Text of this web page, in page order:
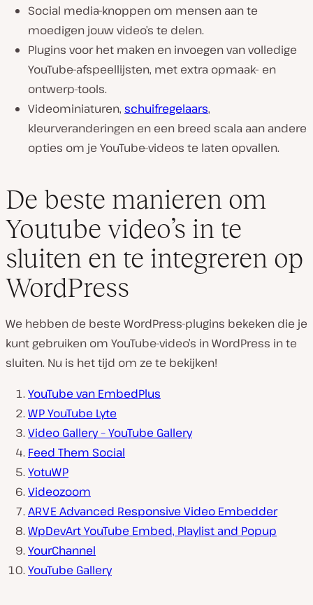
Social media-knoppen om mensen aan te
moedigen jouw video’s te delen.
Plugins voor het maken en invoegen van volledige
YouTube-afspeellijsten, met extra opmaak- en
ontwerp-tools.
Videominiaturen, schuifregelaars,
kleurveranderingen en een breed scala aan andere
opties om je YouTube-videos te laten opvallen.
De beste manieren om
Youtube video’s in te
sluiten en te integreren op
WordPress
We hebben de beste WordPress-plugins bekeken die je
kunt gebruiken om YouTube-video’s in WordPress in te
sluiten. Nu is het tijd om ze te bekijken!
YouTube van EmbedPlus
WP YouTube Lyte
Video Gallery – YouTube Gallery
Feed Them Social
YotuWP
Videozoom
ARVE Advanced Responsive Video Embedder
WpDevArt YouTube Embed, Playlist and Popup
YourChannel
YouTube Gallery